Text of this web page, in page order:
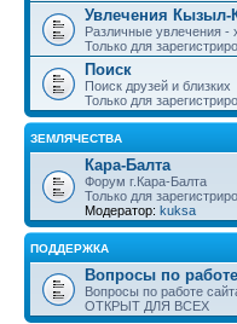
Увлечения Кызыл-
Различные увлечения -
Только для
Поиск
Поиск друзей и близких
Только для
ЗЕМЛЯЧЕСТВА
Кара-Балта
Форум г.Кара-Балта
Только для
Модератор: kuksa
ПОДДЕРЖКА
Вопросы по
Вопросы по работе
ОТКРЫТ ДЛЯ ВСЕХ